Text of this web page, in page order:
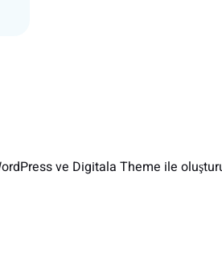
ve Digitala Theme ile